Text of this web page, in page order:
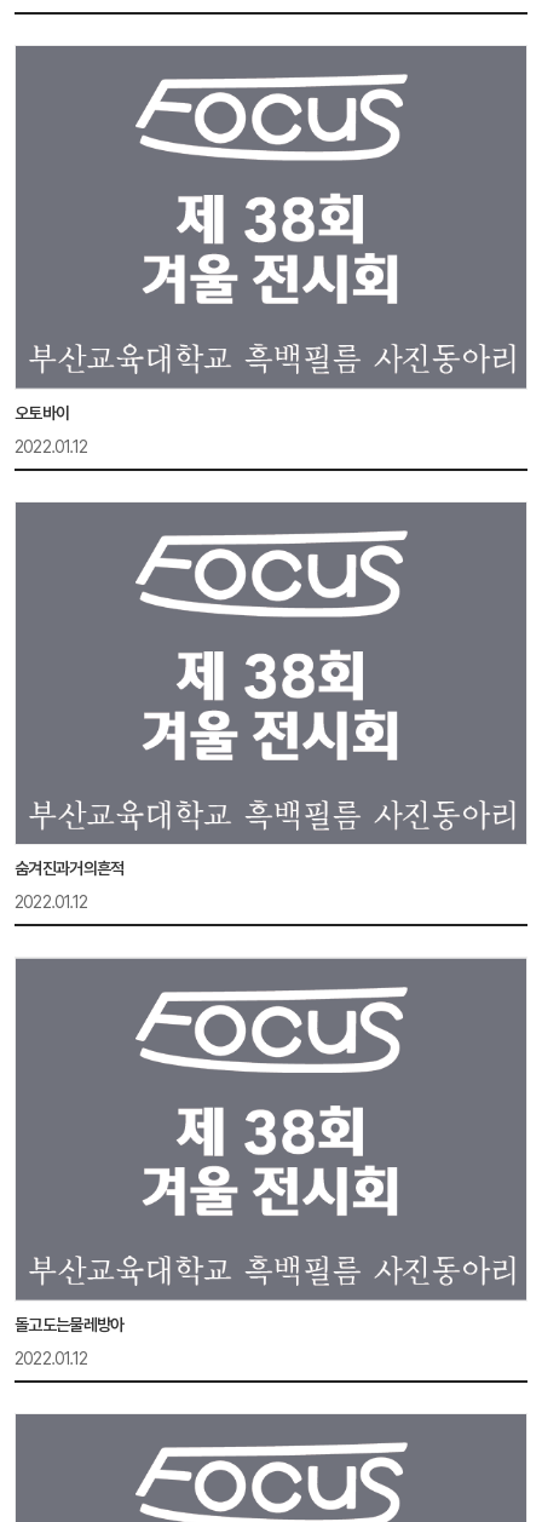
오토바이
2022.01.12
숨겨진과거의흔적
2022.01.12
돌고도는물레방아
2022.01.12